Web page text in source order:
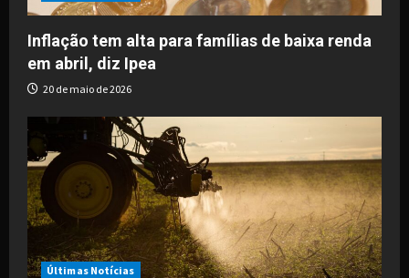
o
n
Inflação tem alta para famílias de baixa renda
em abril, diz Ipea
20 de maio de 2026
Últimas Notícias